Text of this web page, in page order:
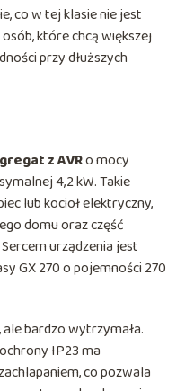
co w tej klasie nie jest
które chcą większej
przy dłuższych
z AVRo mocy
4,2 kW. Takie
lub kocioł elektryczny,
domu oraz część
urządzenia jest
GX 270 o pojemności 270
bardzo wytrzymała.
IP23 ma
co pozwala